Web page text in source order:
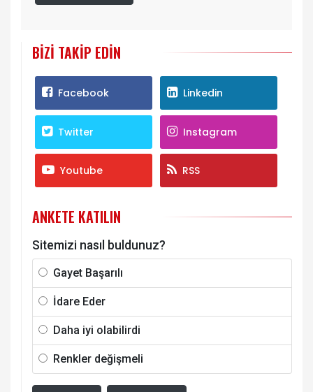
BIZI TAKIP EDIN
Facebook Linkedin
Twitter Instagram
Youtube RSS
ANKETE KATILIN
Sitemizi nasıl buldunuz?
Gayet Başarılı
İdare Eder
Daha iyi olabilirdi
Renkler değişmeli